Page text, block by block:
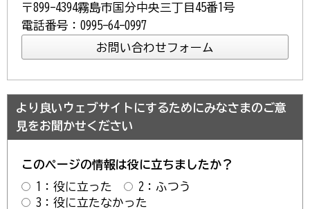
〒899-4394霧島市国分中央三丁目45番1号
電話番号：0995-64-0997
より良いウェブサイトにするためにみなさまのご意
見をお聞かせください
このページの情報は役に立ちましたか？
1：役に立った
2：ふつう
3：役に立たなかった